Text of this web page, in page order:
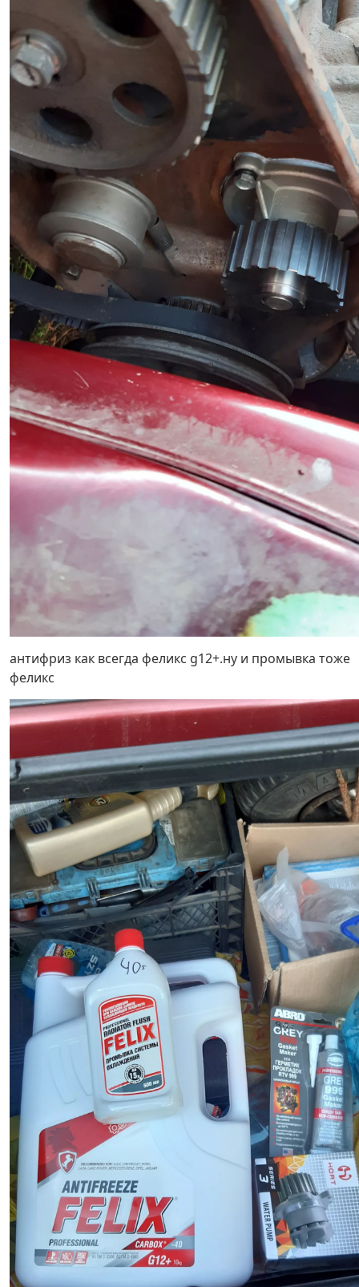
антифриз как всегда феликс g12+.ну и промывка тоже
феликс